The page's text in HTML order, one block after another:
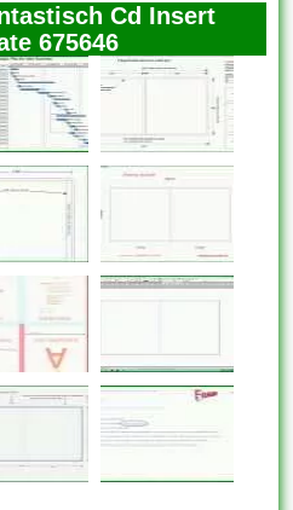
Cd Insert
675646